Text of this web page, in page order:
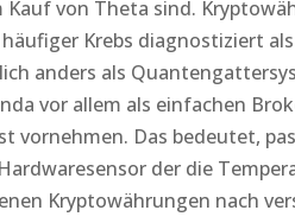
von Theta sind.
Krebs diagnostiziert
anders als
vor allem als einfachen
vornehmen. Das bedeutet,
der die
Kryptowährungen nach